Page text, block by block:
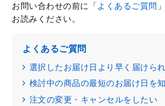
お問い合わせの前に「よくあるご質問
お読みください。
よくあるご質問
選択したお届け日より早く届けら
検討中の商品の最短のお届け日を
注文の変更・キャンセルをしたい